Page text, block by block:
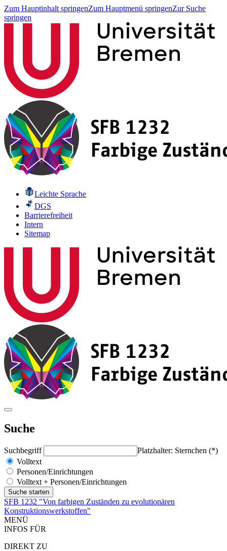
Zum Hauptinhalt springenZum Hauptmenü springenZur Suche
springen
Leichte Sprache
DGS
Barrierefreiheit
Intern
Sitemap
Suche
Suchbegriff
Platzhalter: Sternchen (*)
Volltext
Personen/Einrichtungen
Volltext + Personen/Einrichtungen
SFB 1232 "Von farbigen Zuständen zu evolutionären
Konstruktionswerkstoffen"
MENÜ
INFOS FÜR
DIREKT ZU